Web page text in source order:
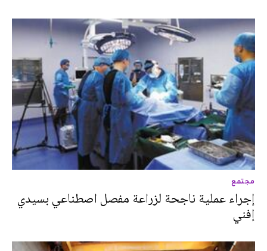
مجتمع
إجراء عملية ناجحة لزراعة مفصل اصطناعي بسيدي
إفني